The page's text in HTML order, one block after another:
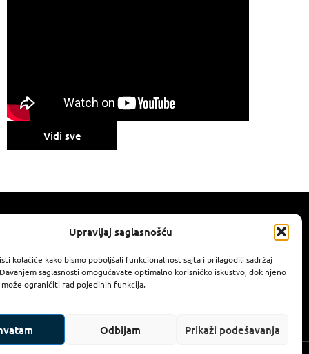
Upravljaj saglasnošću
kolačiće kako bismo poboljšali funkcionalnost sajta i prilagodili sadržaj
saglasnosti omogućavate optimalno korisničko iskustvo, dok njeno
može ograničiti rad pojedinih funkcija.
Odbijam Prikaži podešavanja
Vidi sve